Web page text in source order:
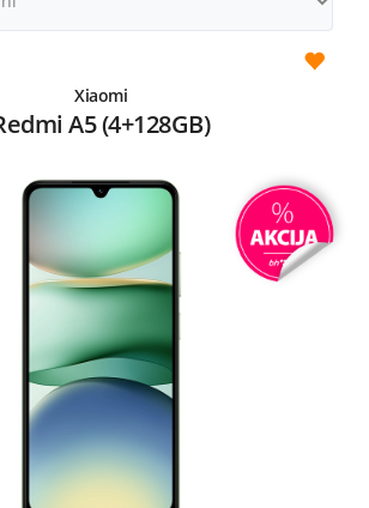
Xiaomi
A5 (4+128GB)